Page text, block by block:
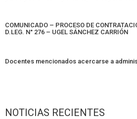
COMUNICADO – PROCESO DE
D.LEG. N° 276 – UGEL SÁNCHEZ CARRIÓN
Docentes mencionados acercarse a
NOTICIAS RECIENTES